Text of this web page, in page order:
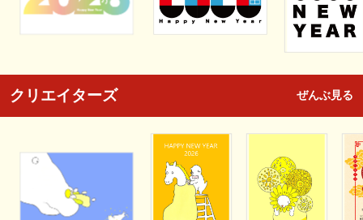
クリエイターズ ぜんぶ見る